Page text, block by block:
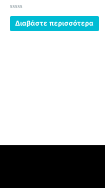
Βαθμολογήθηκε
από
Διαβάστε περισσότερα